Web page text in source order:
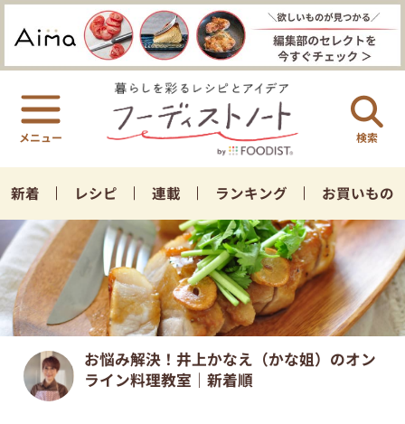
検索
新着 レシピ 連載 ランキング お買いもの
お悩み解決！井上かなえ（かな姐）のオン
ライン料理教室｜新着順